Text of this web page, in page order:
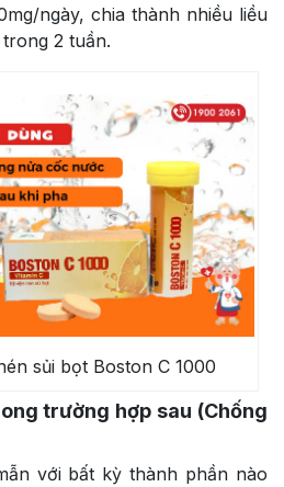
ngày, chia thành nhiều liều
2 tuần.
sủi bọt Boston C 1000
trường hợp sau (Chống
với bất kỳ thành phần nào